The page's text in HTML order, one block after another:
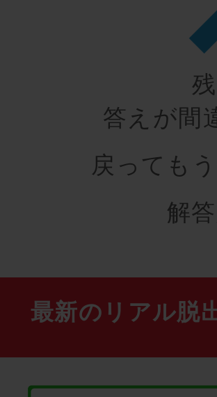
答えが間
戻っても
解
最新のリアル脱